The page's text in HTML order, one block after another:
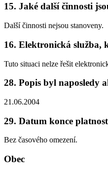
15. Jaké další činnosti
Další činnosti nejsou stanoveny.
16. Elektronická služba,
Tuto situaci nelze řešit
28. Popis byl naposledy
21.06.2004
29. Datum konce
Bez časového omezení.
Obec